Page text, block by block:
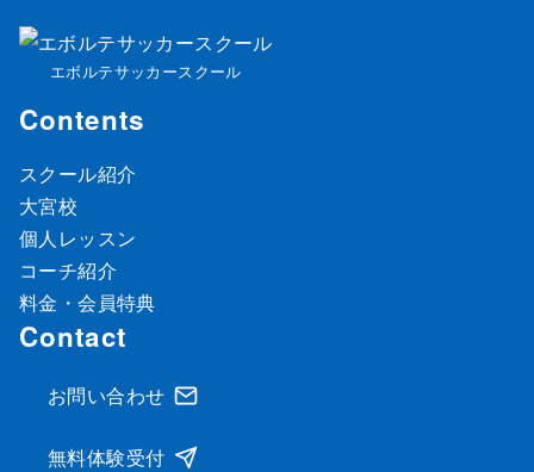
エボルテサッカースクール
Contents
スクール紹介
大宮校
個人レッスン
コーチ紹介
料金・会員特典
Contact
お問い合わせ
無料体験受付